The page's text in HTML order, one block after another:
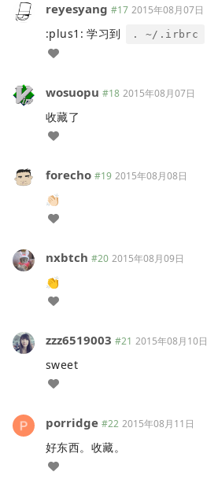
reyesyang #17 2015年08月07日
:plus1: 学习到 . ~/.irbrc
wosuopu #18 2015年08月07日
收藏了
forecho #19 2015年08月08日
👏🏻
nxbtch #20 2015年08月09日
👏
zzz6519003 #21 2015年08月10日
sweet
porridge #22 2015年08月11日
好东西。收藏。